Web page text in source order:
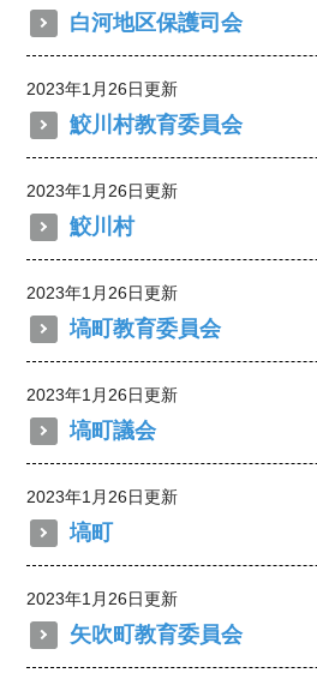
白河地区保護司会
2023年1月26日更新
鮫川村教育委員会
2023年1月26日更新
鮫川村
2023年1月26日更新
塙町教育委員会
2023年1月26日更新
塙町議会
2023年1月26日更新
塙町
2023年1月26日更新
矢吹町教育委員会